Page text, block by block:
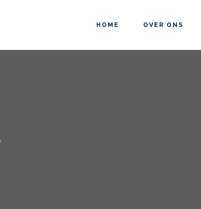
HOME OVER ONS